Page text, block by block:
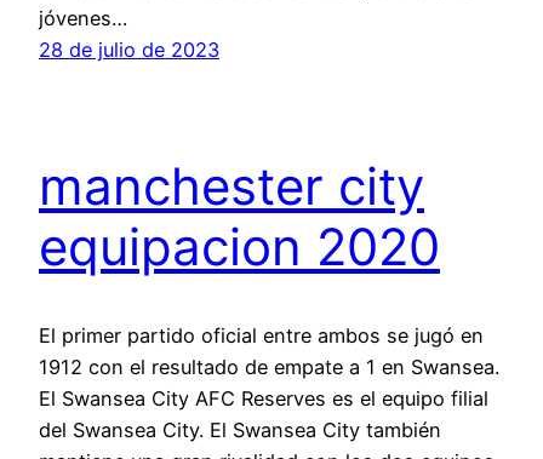
jóvenes…
28 de julio de 2023
manchester city
equipacion 2020
El primer partido oficial entre ambos se jugó en
1912 con el resultado de empate a 1 en Swansea.
El Swansea City AFC Reserves es el equipo filial
del Swansea City. El Swansea City también